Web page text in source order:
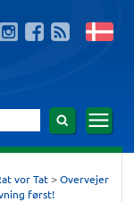
vor Tat > Overvejer
først!